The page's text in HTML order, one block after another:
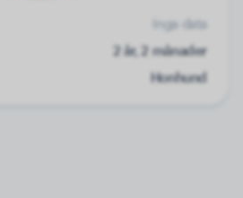
Inga data
2 år, 2 månader
Honhund